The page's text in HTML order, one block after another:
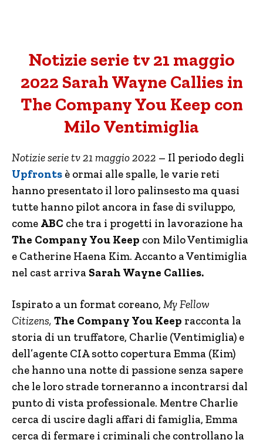
Notizie serie tv 21 maggio
2022 Sarah Wayne Callies in
The Company You Keep con
Milo Ventimiglia
Notizie serie tv 21 maggio 2022 – Il periodo degli
Upfronts è ormai alle spalle, le varie reti
hanno presentato il loro palinsesto ma quasi
tutte hanno pilot ancora in fase di sviluppo,
come ABC che tra i progetti in lavorazione ha
The Company You Keep con Milo Ventimiglia
e Catherine Haena Kim. Accanto a Ventimiglia
nel cast arriva Sarah Wayne Callies.
Ispirato a un format coreano, My Fellow
Citizens, The Company You Keep racconta la
storia di un truffatore, Charlie (Ventimiglia) e
dell’agente CIA sotto copertura Emma (Kim)
che hanno una notte di passione senza sapere
che le loro strade torneranno a incontrarsi dal
punto di vista professionale. Mentre Charlie
cerca di uscire dagli affari di famiglia, Emma
cerca di fermare i criminali che controllano la